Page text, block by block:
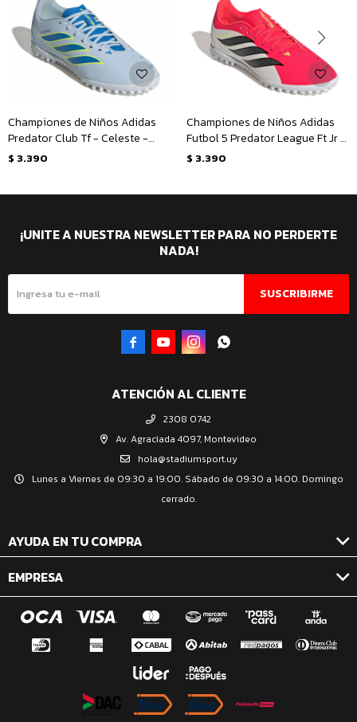
Championes de Niños Adidas
Predator Club Tf - Celeste -
Amarillo
$ 3.390
Championes de Niños Adidas
Futbol 5 Predator League Ft Jr -
Rojo - Negro
$ 3.390
ATENCIÓN AL CLIENTE
2308 0742
Av. Agraciada 4097, Montevideo
hola@stadiumsport.uy
Lunes a Viernes de 09:30 a 19:00. Sábado de 09:30 a 14:00. Domingo
cerrado.
AYUDA EN TU COMPRA
EMPRESA
¡UNITE A NUESTRA NEWSLETTER PARA NO PERDERTE
NADA!
SUSCRIBIRME
   